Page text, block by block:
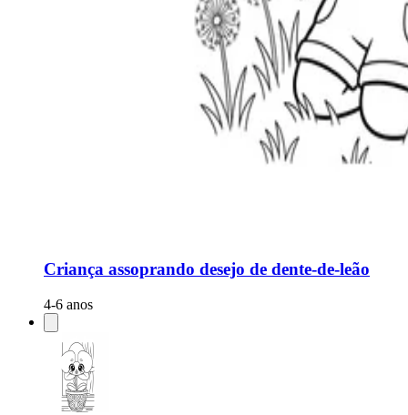
Criança assoprando desejo de dente-de-leão
4-6 anos